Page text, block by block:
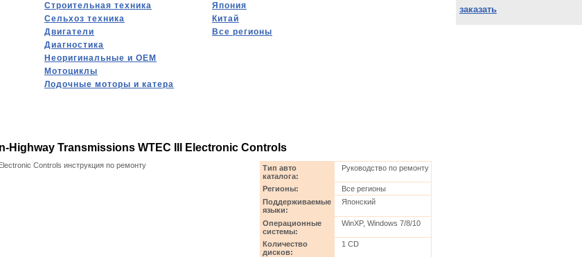
заказать
Строительная техника
Сельхоз техника
Двигатели
Диагностика
Hеоригинальные и OEM
Мотоциклы
Лодочные моторы и катера
Япония
Китай
Все регионы
Transmissions WTEC III Electronic Controls
Controls инструкция по ремонту
Тип авто
каталога:
Руководство по ремонту
Регионы:
Все регионы
Поддерживаемые
языки:
Японский
Операционные
системы:
WinXP, Windows 7/8/10
Количество
дисков:
1 CD